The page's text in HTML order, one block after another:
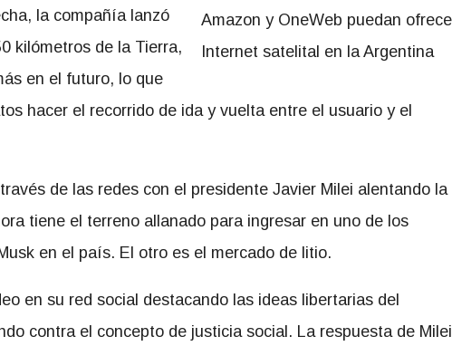
la compañía lanzó
kilómetros de la Tierra,
en el futuro, lo que
hacer el recorrido de ida y vuelta entre el usuario y el
de las redes con el presidente Javier Milei alentando la
tiene el terreno allanado para ingresar en uno de los
en el país. El otro es el mercado de litio.
en su red social destacando las ideas libertarias del
contra el concepto de justicia social. La respuesta de Milei